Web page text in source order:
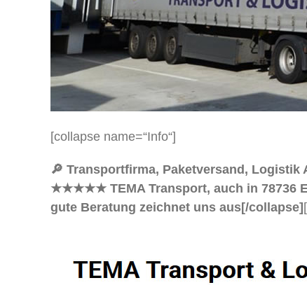
[collapse name=“Info“]
🔎 Transportfirma, Paketversand,
★★★★★ TEMA Transport, auch in 78736
gute Beratung zeichnet uns aus[/collapse]